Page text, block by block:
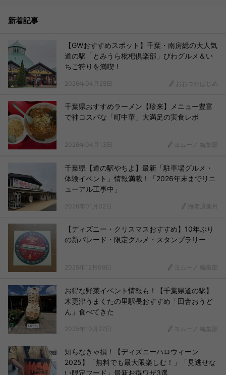
新着記事
【GWおすすめスポット】千葉・南房総の大人気
道の駅「とみうら枇杷倶楽部」びわグルメ＆い
ちご狩りを満喫！
2026年04月25日 おおつかはじめ
千葉県おすすめラーメン【珍来】メニュー豊富
で神コスパな「町中華」大満足の実食レポ
2026年04月13日 ヨムーノ 編集部
千葉県【道の駅やちよ】最新「駐車場グルメ・
体験イベント」情報満載！「2026年末までリニ
ューアル工事中」
2026年01月02日 海老原葉月
【ディズニー・クリスマスおすすめ】10年ぶり
の新パレード・限定グルメ・スタンプラリー
2025年12月09日 ヨムーノ 編集部
お得な野菜イベント情報も！【千葉県道の駅】
木更津うまくたの里駅長おすすめ「田舎おうど
ん」食べてきた
2025年10月27日 ヨムーノ 編集部
知らなきゃ損！【ディズニーハロウィーン
2025】「無料でも最大限楽しむ！」「見逃せな
い限定フード」最新お得ワザ3選